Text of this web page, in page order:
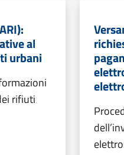
al
urbani
rifiuti